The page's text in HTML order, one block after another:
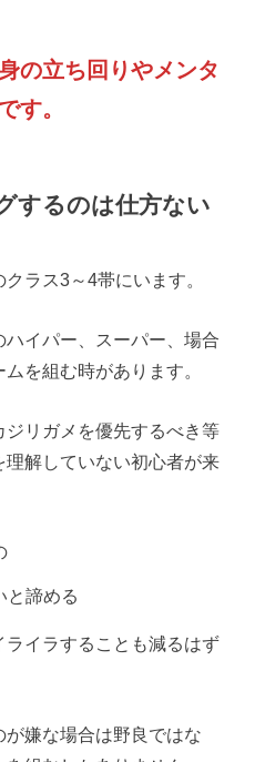
の立ち回りやメンタ
す。
するのは仕方ない
ラス3～4帯にいます。
イパー、スーパー、場合
を組む時があります。
リガメを優先するべき等
解していない初心者が来
と諦める
ライラすることも減るはず
嫌な場合は野良ではな